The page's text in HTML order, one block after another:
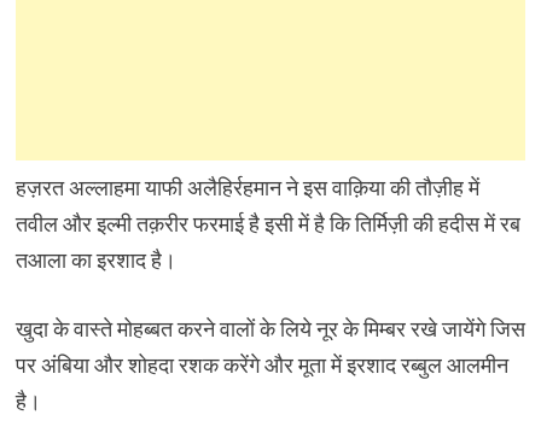
हज़रत अल्लाहमा याफी अलैहिर्रहमान ने इस वाक़िया की तौज़ीह में
तवील और इल्मी तक़रीर फरमाई है इसी में है कि तिर्मिज़ी की हदीस में रब
तआला का इरशाद है।
खुदा के वास्ते मोहब्बत करने वालों के लिये नूर के मिम्बर रखे जायेंगे जिस
पर अंबिया और शोहदा रशक करेंगे और मूता में इरशाद रब्बुल आलमीन
है।